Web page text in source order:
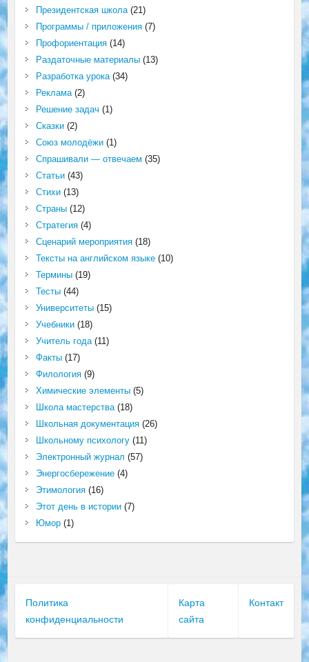
Президентская школа(21)
Программы / приложения(7)
Профориентация(14)
Раздаточные материалы(13)
Разработка урока(34)
Реклама(2)
Решение задач (1)
Сказки(2)
Союз молодёжи(1)
Спрашивали — отвечаем (35)
Статьи(43)
Стихи(13)
Страны(12)
Стратегия(4)
Сценарий мероприятия(18)
Тексты на английском языке(10)
Термины(19)
Тесты(44)
Университеты(15)
Учебники(18)
Учитель года(11)
Факты(17)
Филология(9)
Химические элементы(5)
Школа мастерства(18)
Школьная документация(26)
Школьному психологу(11)
Электронный журнал (57)
Энергосбережение(4)
Этимология(16)
Этот день в истории(7)
Юмор(1)
Политика
конфиденциальности
Карта
сайта
Контакт